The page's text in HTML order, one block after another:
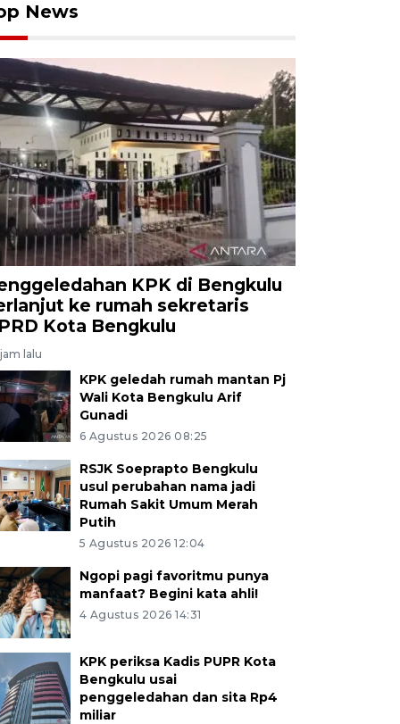
News
KPK di Bengkulu
ke rumah sekretaris
Kota Bengkulu
lalu
KPK geledah rumah mantan Pj
Wali Kota Bengkulu Arif
Gunadi
6 Agustus 2026 08:25
RSJK Soeprapto Bengkulu
usul perubahan nama jadi
Rumah Sakit Umum Merah
Putih
5 Agustus 2026 12:04
Ngopi pagi favoritmu punya
manfaat? Begini kata ahli!
4 Agustus 2026 14:31
KPK periksa Kadis PUPR Kota
Bengkulu usai
penggeledahan dan sita Rp4
miliar